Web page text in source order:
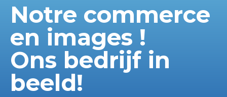
Notre commerce
en images !
Ons bedrijf in
beeld!